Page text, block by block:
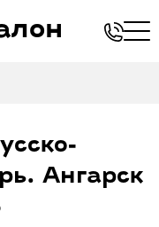
Ангарск